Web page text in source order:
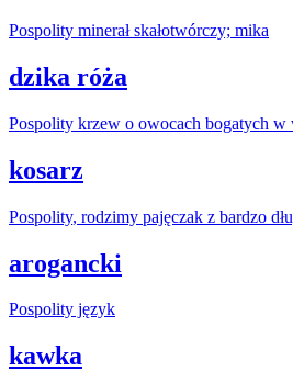
Pospolity minerał skałotwórczy; mika
dzika róża
Pospolity krzew o owocach bogatych w
kosarz
Pospolity, rodzimy pajęczak z bardzo
arogancki
Pospolity język
kawka